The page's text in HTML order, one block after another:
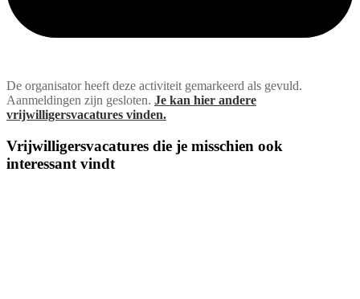
De organisator heeft deze activiteit gemarkeerd als gevuld.
Aanmeldingen zijn gesloten. Je kan hier andere
vrijwilligersvacatures vinden.
Vrijwilligersvacatures die je misschien ook
interessant vindt